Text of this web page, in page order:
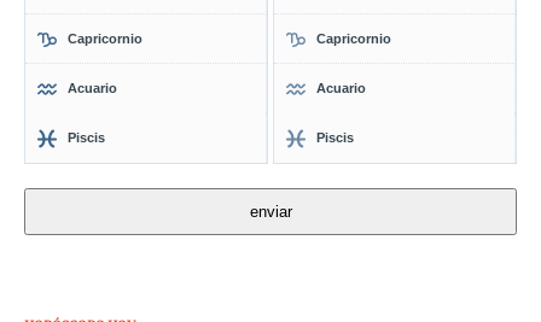
Capricornio
Acuario
Piscis
Capricornio
Acuario
Piscis